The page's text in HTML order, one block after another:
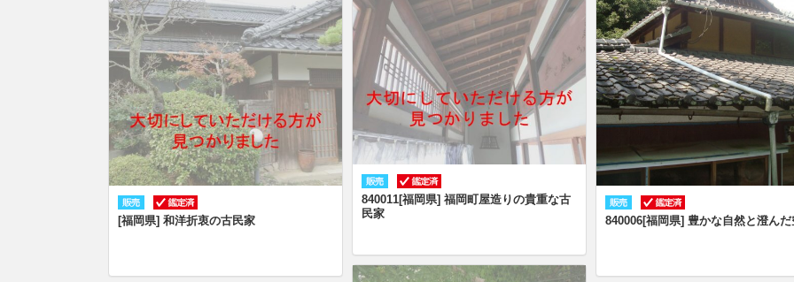
840011[福岡県] 福岡町屋造りの貴重な古
民家
[福岡県] 和洋折衷の古民家 840006[福岡県] 豊かな自然と澄んだ